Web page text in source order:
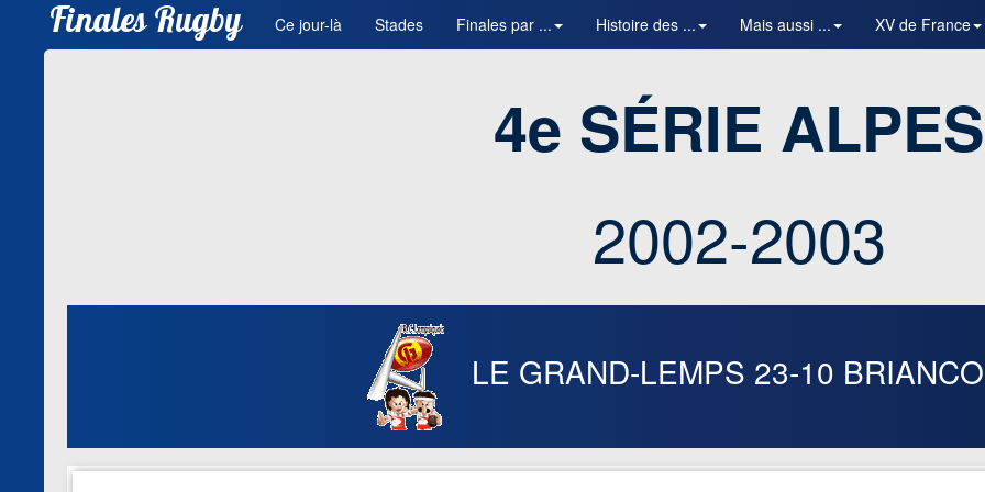
Finales Rugby Ce jour-là Stades Finales par ... Histoire des ... Mais aussi ... XV de France
4e SÉRIE ALPES
2002-2003
LE GRAND-LEMPS 23-10